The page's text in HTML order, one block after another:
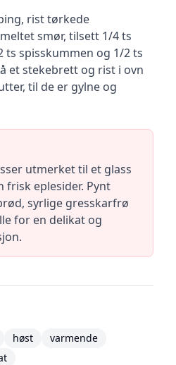
rist tørkede
smør, tilsett 1/4 ts
ts spisskummen og 1/2 ts
et stekebrett og rist i ovn
til de er gylne og
utmerket til et glass
frisk eplesider. Pynt
syrlige gresskarfrø
for en delikat og
høst
varmende